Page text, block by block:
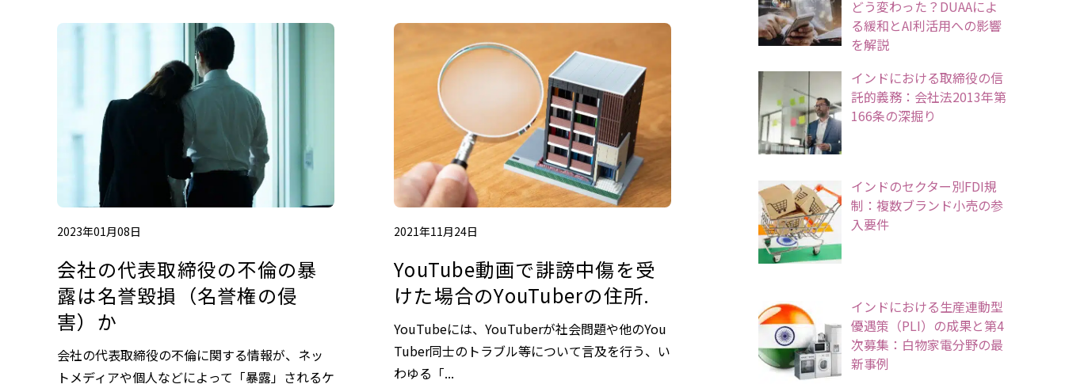
2023年01月08日
会社の代表取締役の不倫の暴
露は名誉毀損（名誉権の侵
害）か
会社の代表取締役の不倫に関する情報が、ネッ
トメディアや個人などによって「暴露」されるケ
2021年11月24日
YouTube動画で誹謗中傷を受
けた場合のYouTuberの住所.
YouTubeには、YouTuberが社会問題や他のYou
Tuber同士のトラブル等について言及を行う、い
わゆる「...
どう変わった？DUAAによ
る緩和とAI利活用への影響
を解説
インドにおける取締役の信
託的義務：会社法2013年第
166条の深掘り
インドのセクター別FDI規
制：複数ブランド小売の参
入要件
インドにおける生産連動型
優遇策（PLI）の成果と第4
次募集：白物家電分野の最
新事例